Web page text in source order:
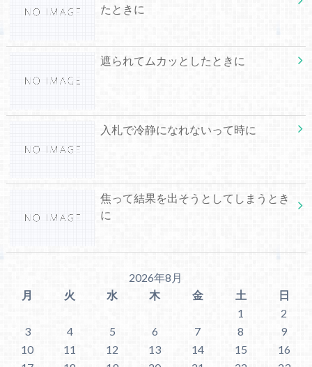
たときに
遮られてムカッとしたときに
入札で冷静になれないって時に
焦って結果を出そうとしてしまうとき
に
2026年8月
月
火 水 木 金 土
日
1
2
3
4 5 6 7 8
9
10
11 12 13 14 15
16